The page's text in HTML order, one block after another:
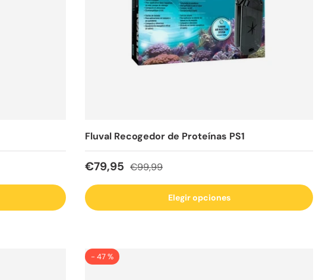
Fluval Recogedor de Proteínas PS1
Precio de venta
€79,95 Precio normal
€99,99
Elegir opciones
- 47 %